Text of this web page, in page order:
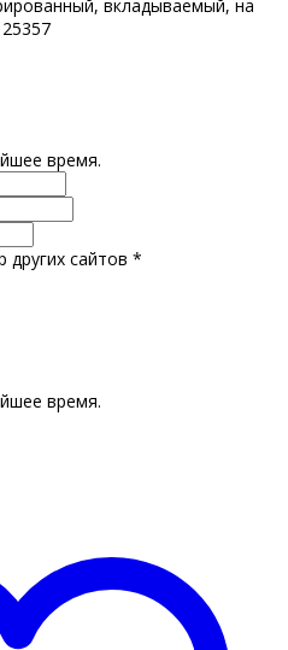
вкладываемый, на
время.
других сайтов *
время.